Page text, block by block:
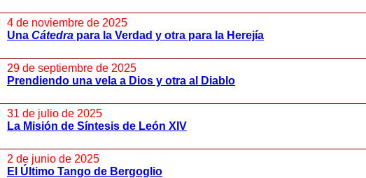
4 de noviembre de 2025
Una Cátedra para la Verdad y otra para la Herejía
29 de septiembre de 2025
Prendiendo una vela a Dios y otra al Diablo
31 de julio de 2025
La Misión de Síntesis de León XIV
2 de junio de 2025
El Último Tango de Bergoglio